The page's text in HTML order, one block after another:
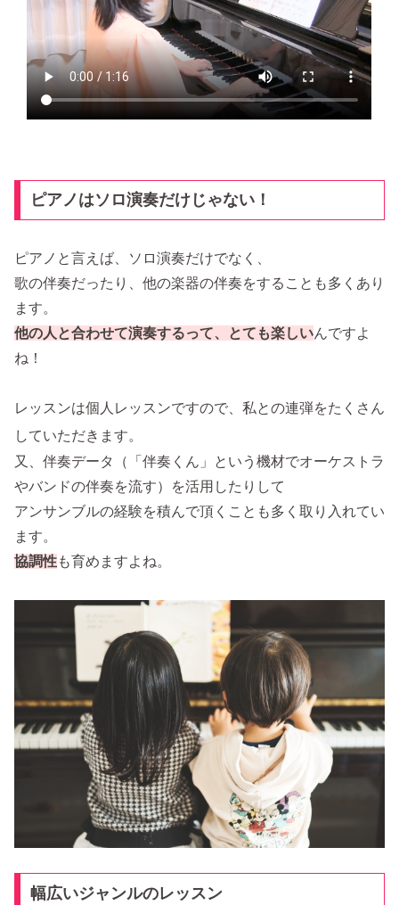
ピアノはソロ演奏だけじゃない！
ピアノと言えば、ソロ演奏だけでなく、
歌の伴奏だったり、他の楽器の伴奏をすることも多くあり
ます。
他の人と合わせて演奏するって、とても楽しいんですよ
ね！
レッスンは個人レッスンですので、私との連弾をたくさん
していただきます。
又、伴奏データ（「伴奏くん」という機材でオーケストラ
やバンドの伴奏を流す）を活用したりして
アンサンブルの経験を積んで頂くことも多く取り入れてい
ます。
協調性も育めますよね。
幅広いジャンルのレッスン